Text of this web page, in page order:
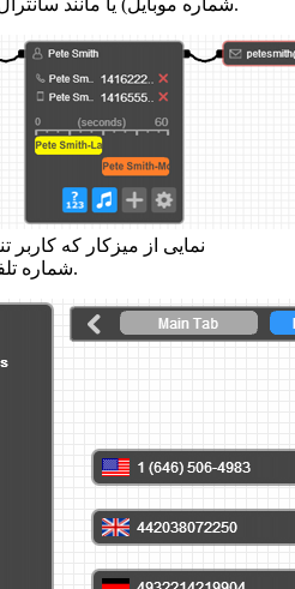
نمایی از میزکار که
شماره تلفن را دایورت کرده است.